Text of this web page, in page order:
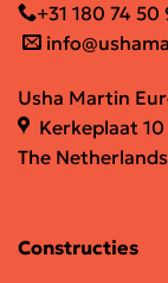
+31 180 74 50
Usha Martin
Kerkeplaat
The
Constructies